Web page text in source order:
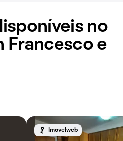
no
Francesco e
Imovelweb